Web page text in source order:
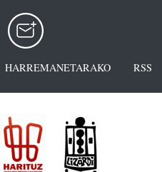
HARREMANETARAKO RSS